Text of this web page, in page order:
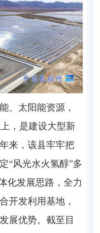
、太阳能资源，
，是建设大型新
来，该县牢牢把
“风光水火氢醇”多
化发展思路，全力
开发利用基地，
展优势。截至目